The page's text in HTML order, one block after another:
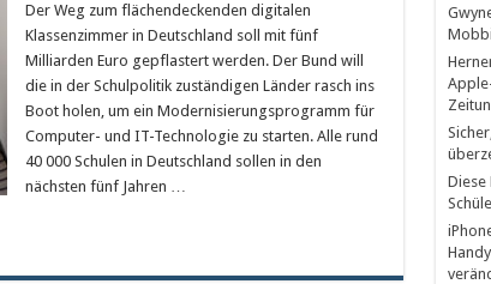
Der Weg zum flächendeckenden digitalen
Klassenzimmer in Deutschland soll mit fünf
Milliarden Euro gepflastert werden. Der Bund will
die in der Schulpolitik zuständigen Länder rasch ins
Boot holen, um ein Modernisierungsprogramm für
Computer- und IT-Technologie zu starten. Alle rund
40 000 Schulen in Deutschland sollen in den
nächsten fünf Jahren …
Diese